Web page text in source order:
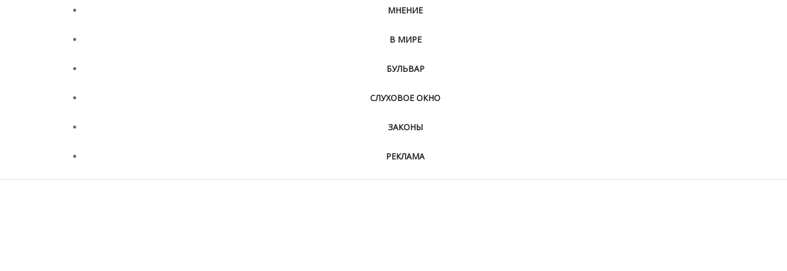
МНЕНИЕ
В МИРЕ
БУЛЬВАР
СЛУХОВОЕ ОКНО
ЗАКОНЫ
РЕКЛАМА